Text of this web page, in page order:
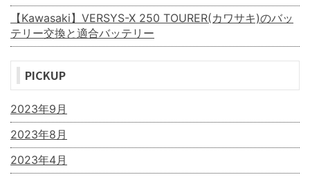
【Kawasaki】VERSYS-X 250 TOURER(カワサキ)のバッ
テリー交換と適合バッテリー
PICKUP
2023年9月
2023年8月
2023年4月